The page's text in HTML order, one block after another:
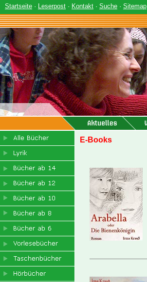
Startseite · Leserpost · Kontakt · Suche · Sitemap
E-Books